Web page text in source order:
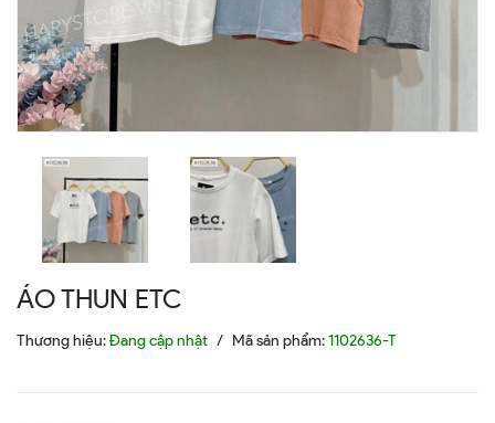
ÁO THUN ETC
Thương hiệu:Đang cập nhật / Mã sản phẩm:1102636-T